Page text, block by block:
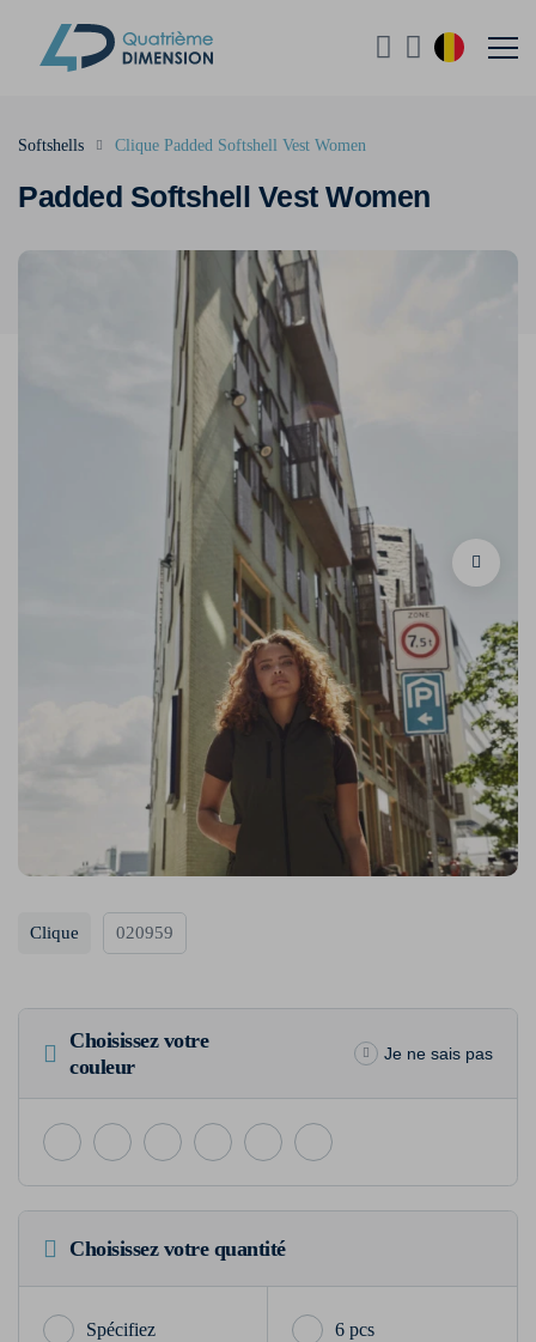
Padded Softshell Vest Women
Softshells Clique Padded Softshell Vest Women
Clique 020959
Choisissez votre
couleur
Je ne sais pas
Choisissez votre quantité
6 pcs